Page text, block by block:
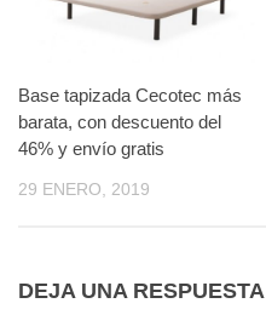
Base tapizada Cecotec más
barata, con descuento del
46% y envío gratis
29 ENERO, 2019
DEJA UNA RESPUESTA